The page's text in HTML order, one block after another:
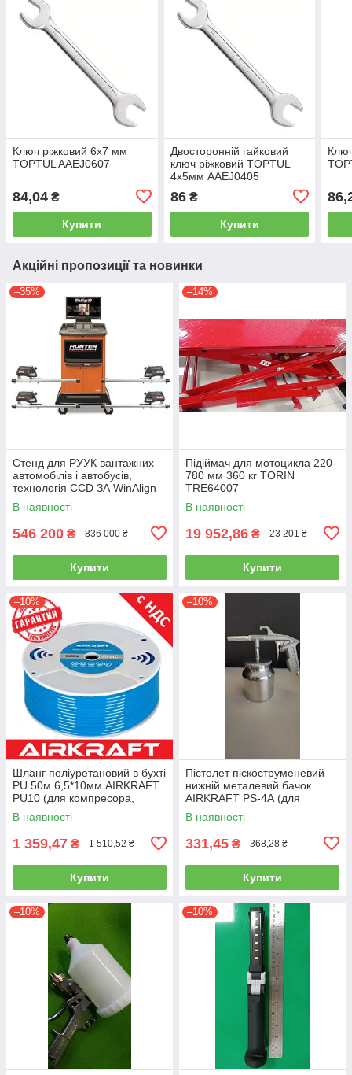
Ключ ріжковий 6x7 мм
TOPTUL AAEJ0607
84,04 ₴
Купити
Двосторонній гайковий
ключ ріжковий TOPTUL
4x5мм AAEJ0405
86₴
Купити
Акційні пропозиції та новинки
–35%
Стенд для РУУК вантажних
автомобілів і автобусів,
технологія CCD ЗА WinAlign
HUNTER WA510E-DSP740T
В наявності
546 200 ₴ 836 000 ₴
Купити
–14%
Підіймач для мотоцикла 220-
780 мм 360 кг TORIN
TRE64007
В наявності
19 952,86 ₴ 23 201 ₴
Купити
–10%
Шланг поліуретановий в бухті
PU 50м 6,5*10мм AIRKRAFT
PU10 (для компресора,
пневматичний, повітряний)
В наявності
1 359,47 ₴ 1 510,52 ₴
Купити
–10%
Пістолет піскоструменевий
нижній металевий бачок
AIRKRAFT PS-4А (для
розпилення, нагнітання,
пневмопістолет)
В наявності
331,45 ₴ 368,28 ₴
Купити
–10% –10%